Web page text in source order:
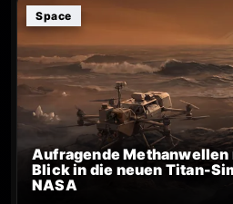
Space
Aufragende Methanwellen
Blick in die neuen Titan-
NASA